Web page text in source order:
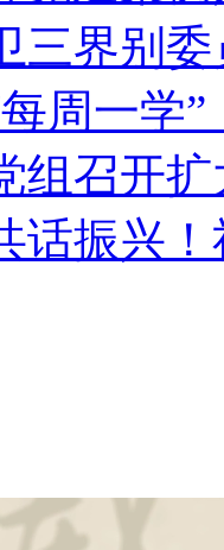
三界别
周一学
组召开
话振兴